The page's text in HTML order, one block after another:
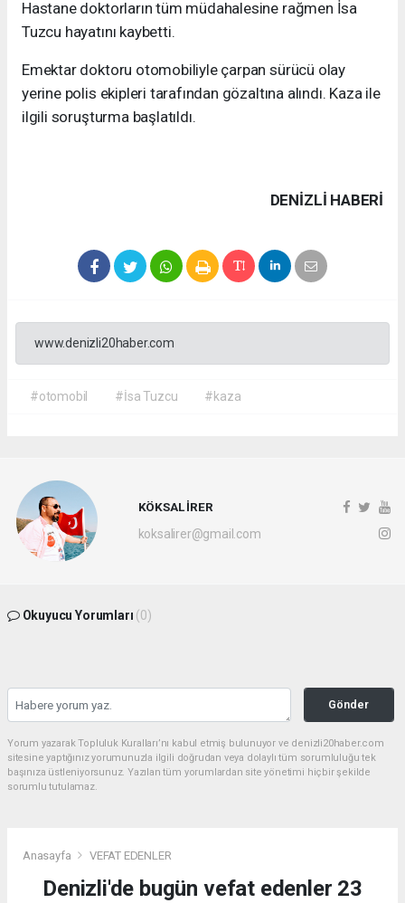
Hastane doktorların tüm müdahalesine rağmen İsa
Tuzcu hayatını kaybetti.
Emektar doktoru otomobiliyle çarpan sürücü olay
yerine polis ekipleri tarafından gözaltına alındı. Kaza ile
ilgili soruşturma başlatıldı.
DENIZLI HABERİ
www.denizli20haber.com
#otomobil #İsa Tuzcu #kaza
KÖKSAL İRER
koksalirer@gmail.com
Okuyucu Yorumları (0)
Gönder
Yorum yazarak Topluluk Kuralları’nı kabul etmiş bulunuyor ve denizli20haber.com
sitesine yaptığınız yorumunuzla ilgili doğrudan veya dolaylı tüm sorumluluğu tek
başınıza üstleniyorsunuz. Yazılan tüm yorumlardan site yönetimi hiçbir şekilde
sorumlu tutulamaz.
Anasayfa VEFAT EDENLER
Denizli'de bugün vefat edenler 23